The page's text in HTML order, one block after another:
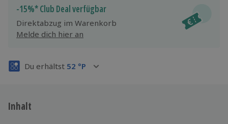
Jeder Gutschein für alle Erlebnisse einlösbar.
Maximale Sicherheit
3 Jahre gültig & verlängerbar.
-15%* Club Deal verfügbar
Direktabzug im Warenkorb
Melde dich hier an
Du erhältst 52 °P
Inhalt